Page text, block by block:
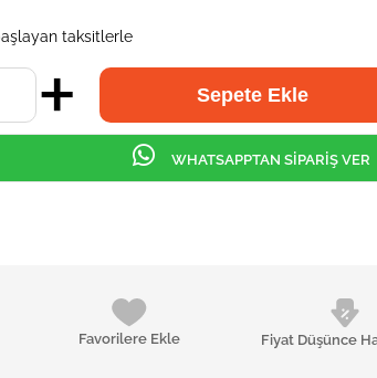
taksitlerle
Favorilere Ekle Fiyat Düşünce
WHATSAPPTAN SİPARİŞ VER